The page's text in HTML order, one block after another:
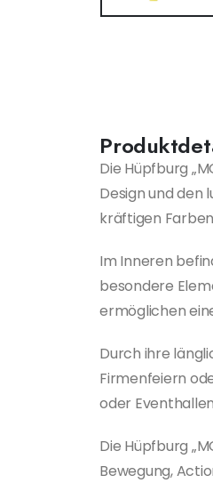
Die Hüpfburg
Design und den
kräftigen
Im Inneren
besondere
ermöglichen
Durch ihre
Firmenfeiern
oder
Die Hüpfburg
Bewegung,